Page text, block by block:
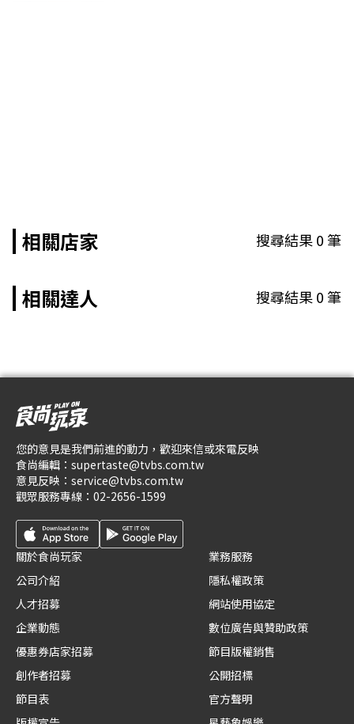
相關店家 搜尋結果0筆
相關達人 搜尋結果0筆
您的意見是我們前進的動力，歡迎來信或來電反映
食尚編輯： supertaste@tvbs.com.tw
意見反映： service@tvbs.com.tw
觀眾服務專線： 02-2656-1599
關於食尚玩家
公司介紹
人才招募
企業動態
優惠券店家招募
創作者招募
節目表
業務服務
隱私權政策
網站使用協定
數位廣告與贊助政策
節目版權銷售
公開招標
官方聲明